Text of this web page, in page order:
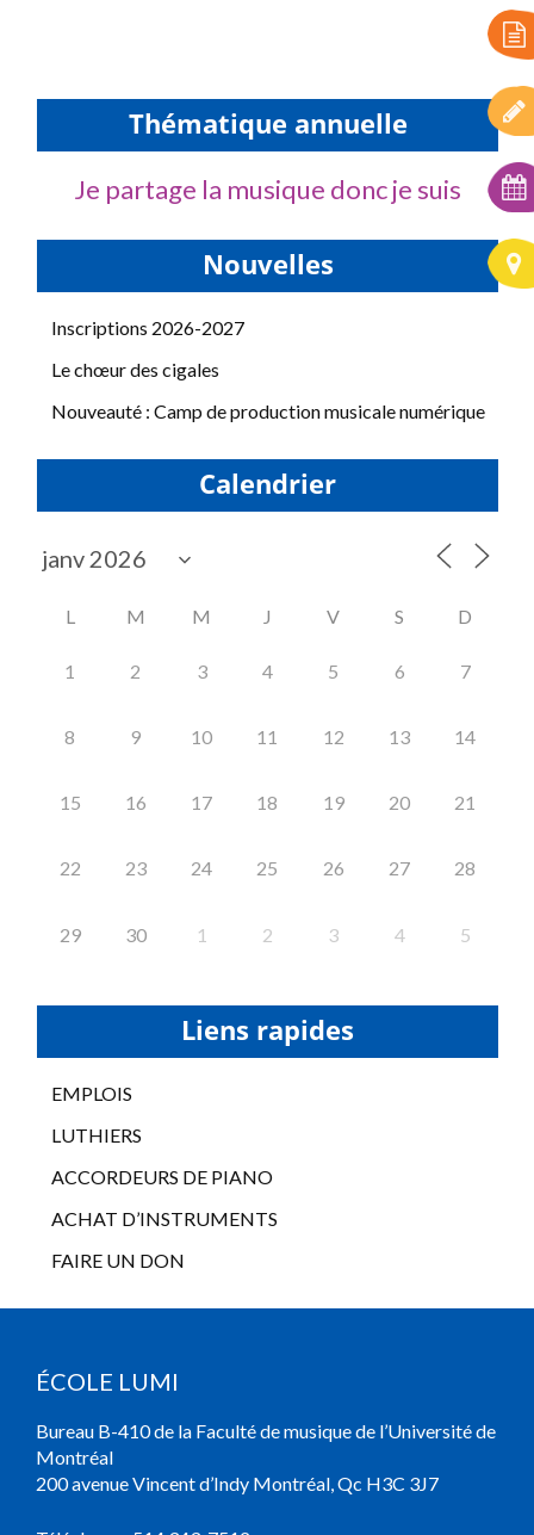
Thématique annuelle
Je partage la musique donc je suis
Nouvelles
Inscriptions 2026-2027
Le chœur des cigales
Nouveauté : Camp de production musicale numérique
Calendrier
L M M J V S D
1 2 3 4 5 6 7
8 9 10 11 12 13 14
15 16 17 18 19 20 21
22 23 24 25 26 27 28
29 30 1 2 3 4 5
Liens rapides
EMPLOIS
LUTHIERS
ACCORDEURS DE PIANO
ACHAT D’INSTRUMENTS
FAIRE UN DON
ÉCOLE LUMI
Bureau B-410 de la Faculté de musique de l’Université de
Montréal
200 avenue Vincent d’Indy Montréal, Qc H3C 3J7